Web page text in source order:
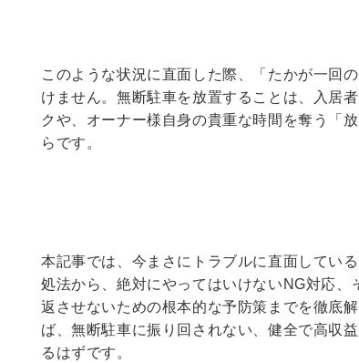
このような状況に直面した際、「たかが一回
けません。無断駐車を放置することは、入居
クや、オーナー様自身の貴重な時間を奪う「
らです。
本記事では、今まさにトラブルに直面してい
処法から、絶対にやってはいけないNG対応、
返させないための根本的な予防策までを徹底
ば、無断駐車に振り回されない、健全で高収
るはずです。